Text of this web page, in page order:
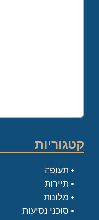
קטגוריות
תעופה
תיירות
מלונות
סוכני נסיעות